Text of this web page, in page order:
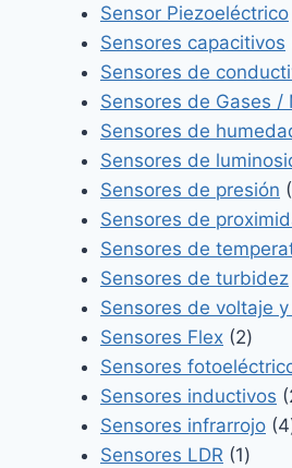
Sensor Piezoeléctrico
Sensores capacitivos
Sensores de
Sensores de Gases /
Sensores de
Sensores de
Sensores de presión
Sensores de
Sensores de
Sensores de turbidez
Sensores de voltaje
Sensores Flex 22
Sensores
Sensores inductivos
Sensores infrarrojo 4
Sensores LDR 11